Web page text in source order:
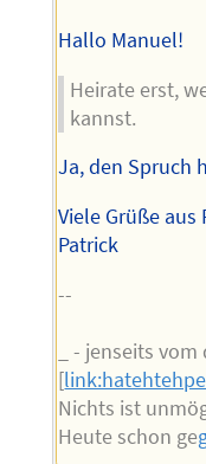
Hallo Manuel!
Heirate erst,
kannst.
Ja, den Spruch
Viele Grüße
Patrick
--
_ - jenseits vom
[
Nichts ist
Heute schon ge